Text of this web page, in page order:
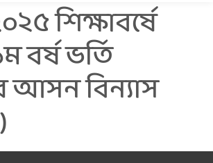
শিক্ষাবর্ষে
বর্ষ ভর্তি
আসন বিন্যাস